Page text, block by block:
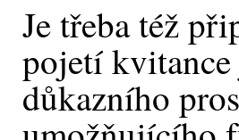
Je třeba též
pojetí
důkazního